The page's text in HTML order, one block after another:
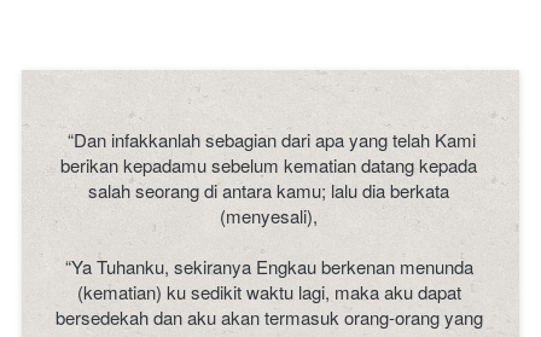
berikan kepadamu sebelum kematian datang kepada
salah seorang di antara kamu; lalu dia berkata
(menyesali),
“Ya Tuhanku, sekiranya Engkau berkenan menunda
(kematian) ku sedikit waktu lagi, maka aku dapat
bersedekah dan aku akan termasuk orang-orang yang